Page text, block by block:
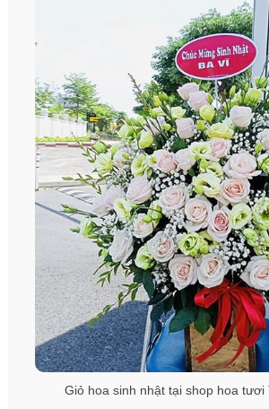
Giỏ hoa sinh nhật tại shop hoa tươi